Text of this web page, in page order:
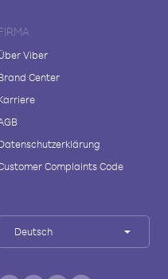
Viber
Center
Complaints Code
Deutsch